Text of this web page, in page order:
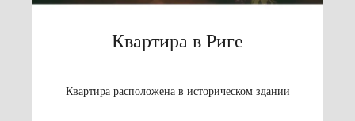
Квартира в Риге
Квартира расположена в историческом здании